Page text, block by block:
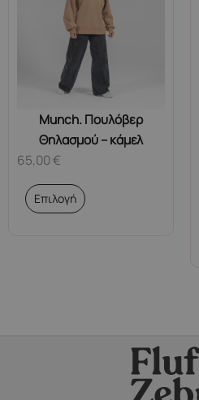
Munch. Πουλόβερ
Θηλασμού – κάμελ
65,00€
Επιλογή
το
μπορούν
επιλεγούν